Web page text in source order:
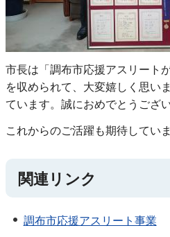
市長は「調布市応援アスリート
を収められて、大変嬉しく思い
ています。誠におめでとうござ
これからのご活躍も期待してい
関連リンク
調布市応援アスリート事業